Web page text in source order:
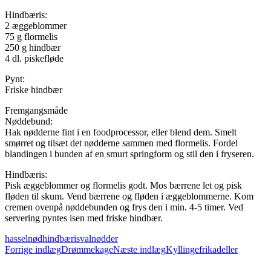
Hindbæris:
2 æggeblommer
75 g flormelis
250 g hindbær
4 dl. piskefløde
Pynt:
Friske hindbær
Fremgangsmåde
Nøddebund:
Hak nødderne fint i en foodprocessor, eller blend dem. Smelt
smørret og tilsæt det nødderne sammen med flormelis. Fordel
blandingen i bunden af en smurt springform og stil den i fryseren.
Hindbæris:
Pisk æggeblommer og flormelis godt. Mos bærrene let og pisk
fløden til skum. Vend bærrene og fløden i æggeblommerne. Kom
cremen ovenpå nøddebunden og frys den i min. 4-5 timer. Ved
servering pyntes isen med friske hindbær.
hasselnødhindbærisvalnødder
Indlægsnavigation
Forrige indlægDrømmekageNæste indlægKyllingefrikadeller